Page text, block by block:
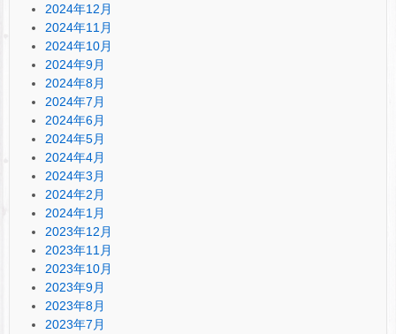
2024年12月
2024年11月
2024年10月
2024年9月
2024年8月
2024年7月
2024年6月
2024年5月
2024年4月
2024年3月
2024年2月
2024年1月
2023年12月
2023年11月
2023年10月
2023年9月
2023年8月
2023年7月